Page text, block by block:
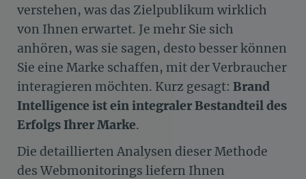
verstehen, was das Zielpublikum wirklich
von Ihnen erwartet. Je mehr Sie sich
anhören, was sie sagen, desto besser können
Sie eine Marke schaffen, mit der Verbraucher
interagieren möchten. Kurz gesagt: Brand
Intelligence ist ein integraler Bestandteil des
Erfolgs Ihrer Marke.
Die detaillierten Analysen dieser Methode
des Webmonitorings liefern Ihnen